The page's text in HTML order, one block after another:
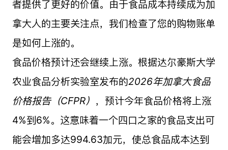
者提供了更好的价值。由于食品成本持续成为加
拿大人的主要关注点，我们检查了您的购物账单
是如何上涨的。
食品价格预计还会继续上涨。根据达尔豪斯大学
农业食品分析实验室发布的2026年加拿大食品
价格报告（CFPR） ，预计今年食品价格将上涨
4%到6%。这意味着一个四口之家的食品支出可
能会增加多达994.63加元，使总食品成本达到